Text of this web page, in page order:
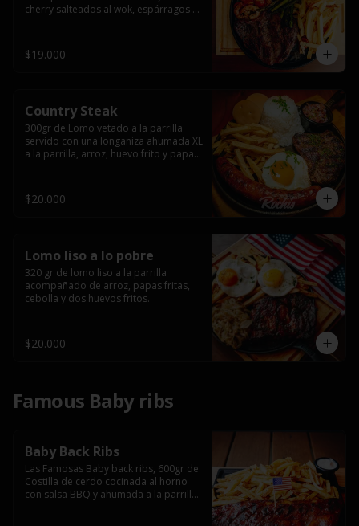
cherry salteados al wok, espárragos
$19.000
Country Steak
300gr de Lomo vetado a la parrilla
servido con una longaniza ahumada XL
a la parrilla, arroz, huevo frito y papas
$20.000
Lomo liso a lo pobre
320 gr de lomo liso a la parrilla
acompañado de arroz, papas fritas,
cebolla y dos huevos fritos.
$20.000
Famous Baby ribs
Baby Back Ribs
Las Famosas Baby back ribs, 600gr de
Costilla de cerdo cocinada al horno
con salsa BBQ y ahumada a la parrilla